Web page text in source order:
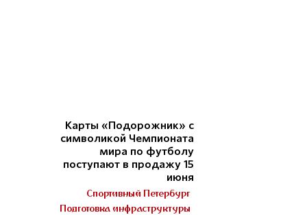
Карты «Подорожник» с
символикой Чемпионата
мира по футболу
поступают в продажу 15
июня
Спортивный Петербург
Подготовка инфраструктуры